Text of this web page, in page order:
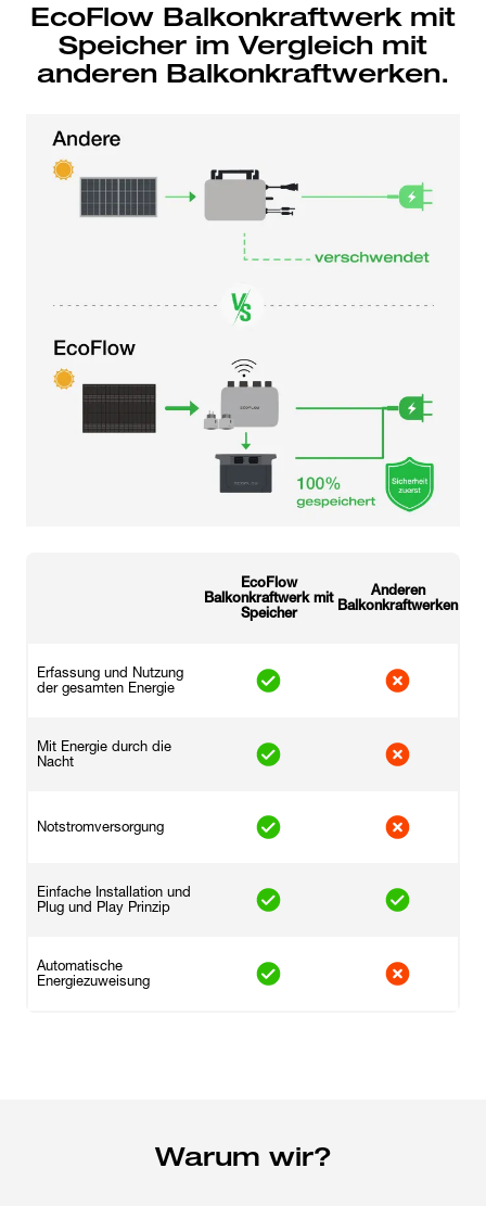
EcoFlow Balkonkraftwerk mit
Speicher im Vergleich mit
anderen Balkonkraftwerken.
EcoFlow
Balkonkraftwerk mit
Speicher
Anderen
Balkonkraftwerken
Erfassung und Nutzung
der gesamten Energie
Mit Energie durch die
Nacht
Notstromversorgung
Einfache Installation und
Plug und Play Prinzip
Automatische
Energiezuweisung
Warum wir?